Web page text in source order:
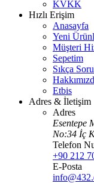
KVKK
Hızlı Erişim
Anasayfa
Yeni
Müşteri
Sepetim
Sıkça
Etbis
Adres & İletişim
Adres
Esentepe
No:34 İç
Telefon
+90 212
E-Posta